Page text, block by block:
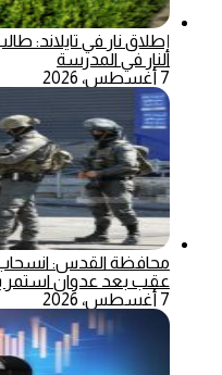
إطلاق نار في تايلاند:
النار في المدرسة
7 أغسطس، 2026
محافظة القدس: انسحاب
عقب بعد عدوان استمر
7 أغسطس، 2026